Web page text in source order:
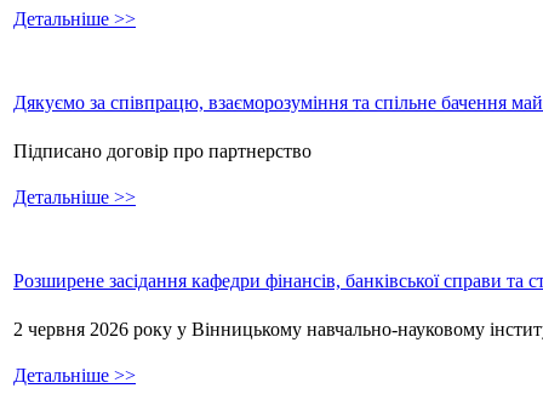
Детальніше >>
Дякуємо за співпрацю, взаєморозуміння та спільне бачення
Підписано договір про партнерство
Детальніше >>
Розширене засідання кафедри фінансів, банківської справи та
2 червня 2026 року у Вінницькому навчально-науковому
Детальніше >>